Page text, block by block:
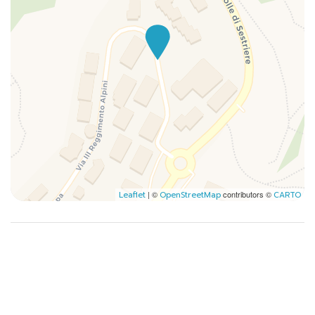
Pentole e padelle
Riscaldamento
Vista montagna
Vista montagne
Leaflet | © OpenStreetMapcontributors ©CARTO